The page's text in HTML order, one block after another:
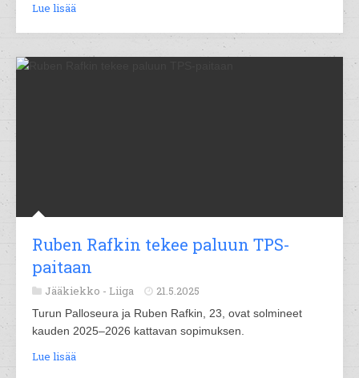
Lue lisää
Ruben Rafkin tekee paluun TPS-
paitaan
Jääkiekko - Liiga 21.5.2025
Turun Palloseura ja Ruben Rafkin, 23, ovat solmineet
kauden 2025–2026 kattavan sopimuksen.
Lue lisää